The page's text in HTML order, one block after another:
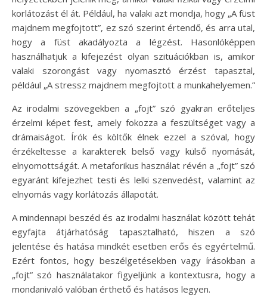
korlátozást él át. Például, ha valaki azt mondja, hogy „A füst
majdnem megfojtott”, ez szó szerint értendő, és arra utal,
hogy a füst akadályozta a légzést. Hasonlóképpen
használhatjuk a kifejezést olyan szituációkban is, amikor
valaki szorongást vagy nyomasztó érzést tapasztal,
például „A stressz majdnem megfojtott a munkahelyemen.”
Az irodalmi szövegekben a „fojt” szó gyakran erőteljes
érzelmi képet fest, amely fokozza a feszültséget vagy a
drámaiságot. Írók és költők élnek ezzel a szóval, hogy
érzékeltesse a karakterek belső vagy külső nyomását,
elnyomottságát. A metaforikus használat révén a „fojt” szó
egyaránt kifejezhet testi és lelki szenvedést, valamint az
elnyomás vagy korlátozás állapotát.
A mindennapi beszéd és az irodalmi használat között tehát
egyfajta átjárhatóság tapasztalható, hiszen a szó
jelentése és hatása mindkét esetben erős és egyértelmű.
Ezért fontos, hogy beszélgetésekben vagy írásokban a
„fojt” szó használatakor figyeljünk a kontextusra, hogy a
mondanivaló valóban érthető és hatásos legyen.